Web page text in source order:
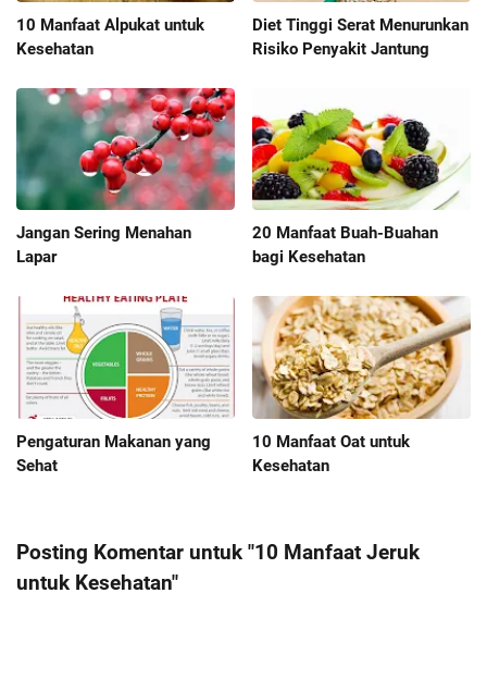
10 Manfaat Alpukat untuk
Kesehatan
Diet Tinggi Serat Menurunkan
Risiko Penyakit Jantung
Jangan Sering Menahan
Lapar
20 Manfaat Buah-Buahan
bagi Kesehatan
Pengaturan Makanan yang
Sehat
10 Manfaat Oat untuk
Kesehatan
Posting Komentar untuk "10 Manfaat Jeruk
untuk Kesehatan"